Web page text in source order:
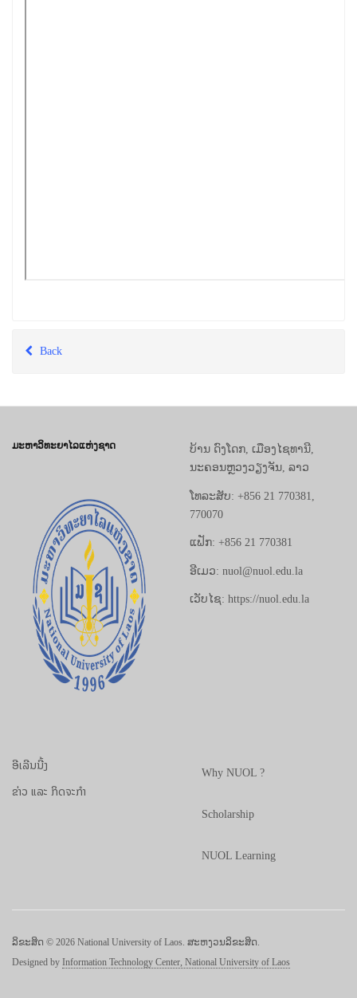
Back
ມະຫາວິທະຍາໄລແຫ່ງຊາດ
ບ້ານ ດົງໂດກ, ເມືອງໄຊທານີ,
ນະຄອນຫຼວງວຽງຈັນ, ລາວ
ໂທລະສັບ: +856 21 770381,
770070
ແຟັກ: +856 21 770381
ອີເມວ: nuol@nuol.edu.la
ເວັບໄຊ: https://nuol.edu.la
ອີເລີນນີ້ງ
ຂ່າວ ແລະ ກິດຈະກຳ
Why NUOL ?
Scholarship
NUOL Learning
ລິຂະສິດ © 2026 National University of Laos. ສະຫງວນລິຂະສິດ.
Designed by Information Technology Center, National University of Laos